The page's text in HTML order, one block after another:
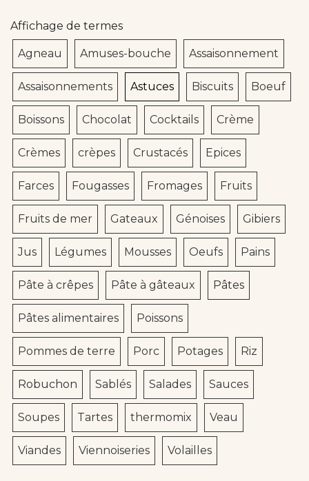
Affichage de termes
Agneau Amuses-bouche Assaisonnement
Assaisonnements Astuces Biscuits Boeuf
Boissons Chocolat Cocktails Crème
Crèmes crèpes Crustacés Epices
Farces Fougasses Fromages Fruits
Fruits de mer Gateaux Génoises Gibiers
Jus Légumes Mousses Oeufs Pains
Pâte à crêpes Pâte à gâteaux Pâtes
Pâtes alimentaires Poissons
Pommes de terre Porc Potages Riz
Robuchon Sablés Salades Sauces
Soupes Tartes thermomix Veau
Viandes Viennoiseries Volailles